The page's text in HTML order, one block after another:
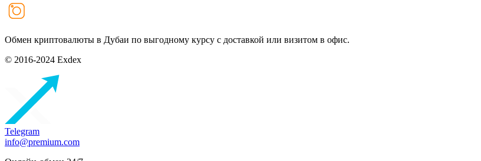
Обмен криптовалюты в Дубаи по выгодному курсу с доставкой или визитом в офис.
© 2016-2024 Exdex
Telegram
info@premium.com